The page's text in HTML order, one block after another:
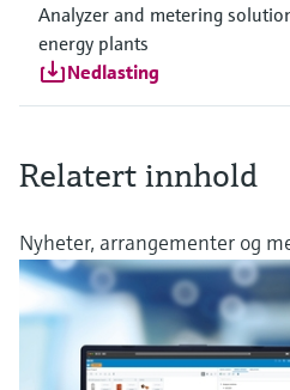
Analyzer and metering
energy plants
Nedlasting
Relatert innhold
Nyheter, arrangementer og